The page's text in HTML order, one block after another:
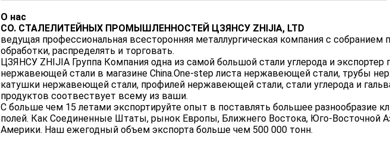
О нас
CO. СТАЛЕЛИТЕЙНЫХ ПРОМЫШЛЕННОСТЕЙ ЦЗЯНСУ ZHIJIA, LTD
ведущая профессиональная всесторонняя металлургическая компания с собранием
обработки, распределять и торговать.
ЦЗЯНСУ ZHIJIA Группа Компания одна из самой большой стали углерода и экспортер
нержавеющей стали в магазине China.One-step листа нержавеющей стали, трубы
катушки нержавеющей стали, профилей нержавеющей стали, стали углерода и
продуктов соотвествует всему из ваши.
С больше чем 15 летами экспортируйте опыт в поставлять большее разнообразие
полей. Как Соединенные Штаты, рынок Европы, Ближнего Востока, Юго-Восточной
Америки. Наш ежегодный объем экспорта больше чем 500 000 тонн.